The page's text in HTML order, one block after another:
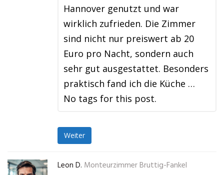
Hannover genutzt und war
wirklich zufrieden. Die Zimmer
sind nicht nur preiswert ab 20
Euro pro Nacht, sondern auch
sehr gut ausgestattet. Besonders
praktisch fand ich die Küche …
No tags for this post.
Weiter
Leon D. Monteurzimmer Bruttig-Fankel